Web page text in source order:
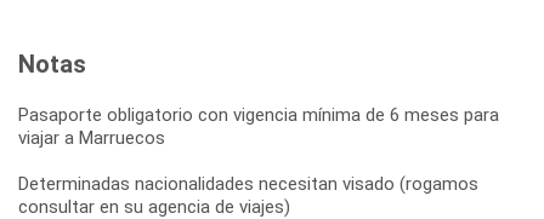
Notas
Pasaporte obligatorio con vigencia mínima de 6 meses para
viajar a Marruecos
Determinadas nacionalidades necesitan visado (rogamos
consultar en su agencia de viajes)